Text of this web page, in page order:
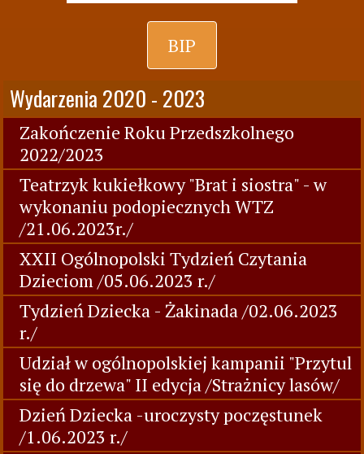
BIP
Wydarzenia 2020 - 2023
Zakończenie Roku Przedszkolnego
2022/2023
Teatrzyk kukiełkowy "Brat i siostra" - w
wykonaniu podopiecznych WTZ
/21.06.2023r./
XXII Ogólnopolski Tydzień Czytania
Dzieciom /05.06.2023 r./
Tydzień Dziecka - Żakinada /02.06.2023
r./
Udział w ogólnopolskiej kampanii "Przytul
się do drzewa" II edycja /Strażnicy lasów/
Dzień Dziecka -uroczysty poczęstunek
/1.06.2023 r./